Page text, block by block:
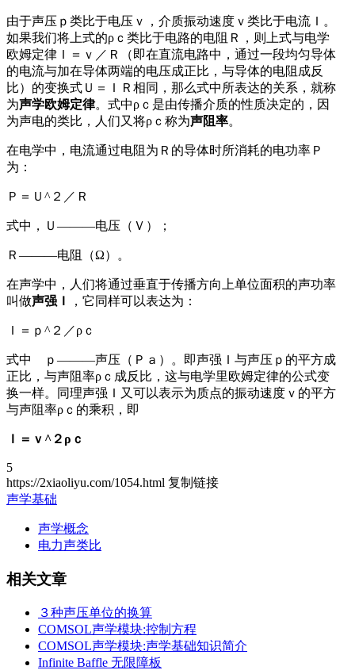
由于声压ｐ类比于电压ｖ，介质振动速度ｖ类比于电流Ｉ。
如果我们将上式的ρｃ类比于电路的电阻Ｒ，则上式与电学
欧姆定律Ｉ＝ｖ／Ｒ（即在直流电路中，通过一段均匀导体
的电流与加在导体两端的电压成正比，与导体的电阻成反
比）的变换式Ｕ＝ＩＲ相同，那么式中所表达的关系，就称
为声学欧姆定律。式中ρｃ是由传播介质的性质决定的，因
为声电的类比，人们又将ρｃ称为声阻率。
在电学中，电流通过电阻为Ｒ的导体时所消耗的电功率Ｐ
为：
Ｐ＝Ｕ^２／Ｒ
式中，Ｕ———电压（Ｖ）；
Ｒ———电阻（Ω）。
在声学中，人们将通过垂直于传播方向上单位面积的声功率
叫做声强Ｉ ，它同样可以表达为：
Ｉ＝ｐ^２／ρｃ
式中 ｐ———声压（Ｐａ）。即声强Ｉ与声压ｐ的平方成
正比，与声阻率ρｃ成反比，这与电学里欧姆定律的公式变
换一样。同理声强Ｉ又可以表示为质点的振动速度ｖ的平方
与声阻率ρｃ的乘积，即
Ｉ＝ｖ^２ρｃ
5
https://2xiaoliyu.com/1054.html 复制链接
声学基础
声学概念
电力声类比
相关文章
３种声压单位的换算
COMSOL声学模块:控制方程
COMSOL声学模块:声学基础知识简介
Infinite Baffle 无限障板